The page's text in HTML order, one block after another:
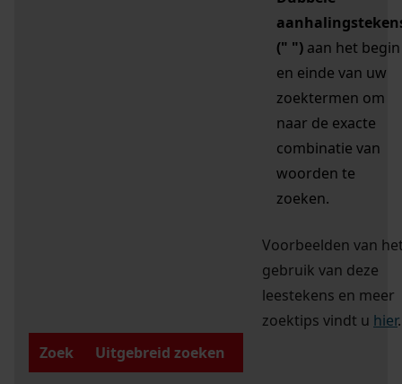
(" ") aan het begin
en einde van uw
zoektermen om
naar de exacte
combinatie van
woorden te
zoeken.
Voorbeelden van
gebruik van deze
leestekens en meer
zoektips vindt u hier.
Zoek
Uitgebreid zoeken